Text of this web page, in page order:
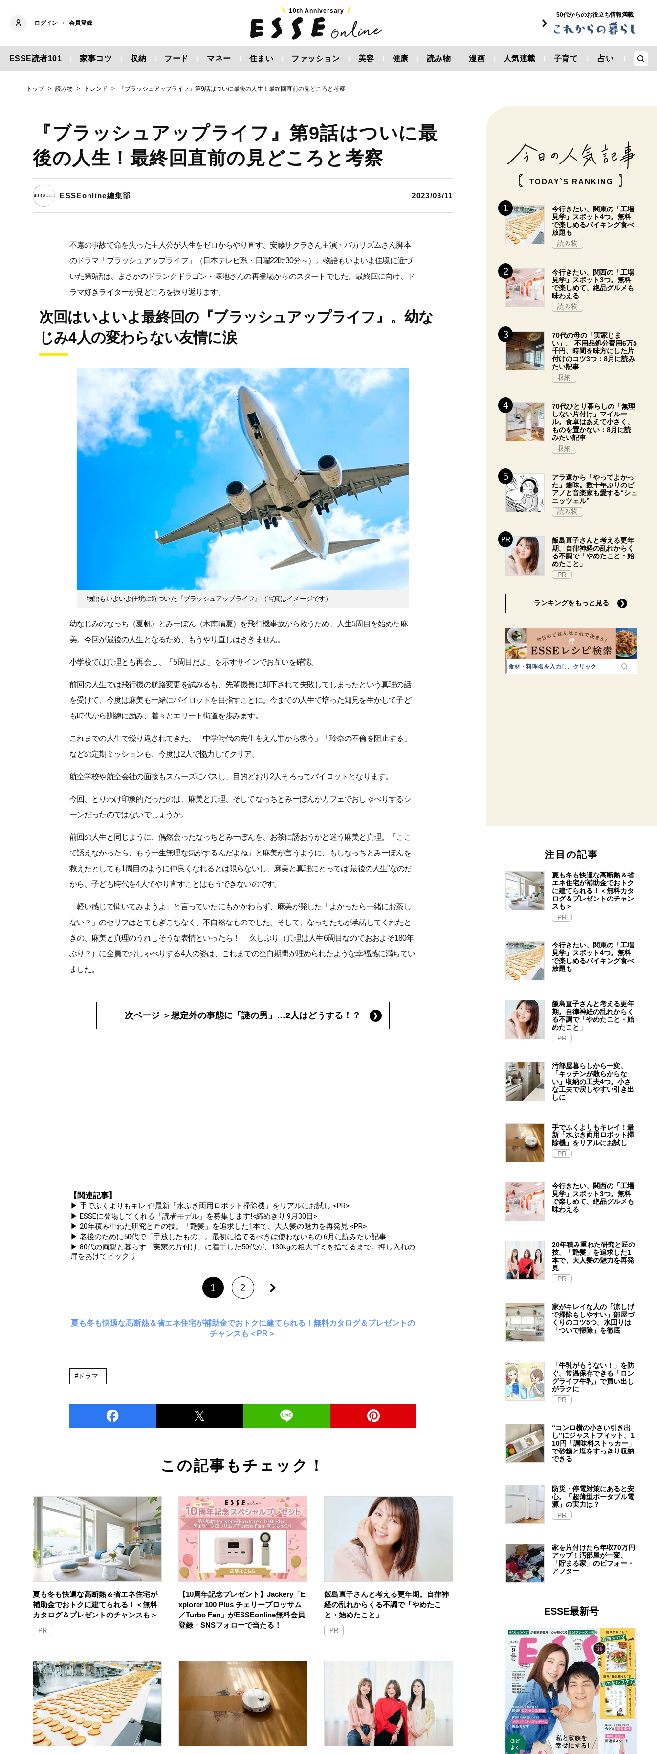
ログイン / 会員登録
10th Anniversary
50代からのお役立ち情報満載
ESSE読者101 家事コツ 収納 フード マネー 住まい ファッション 美容 健康 読み物 漫画 人気連載 子育て 占い
トップ 読み物 トレンド 『ブラッシュアップライフ』第9話はついに最後の人生！最終回直前の見どころと考察
『ブラッシュアップライフ』第9話はついに最
後の人生！最終回直前の見どころと考察
ESSEonline編集部 2023/03/11
不慮の事故で命を失った主人公が人生をゼロからやり直す、安藤サクラさん主演・バカリズムさん脚本
のドラマ「ブラッシュアップライフ」（日本テレビ系・日曜22時30分～）。物語もいよいよ佳境に近づ
いた第9話は、まさかのドランクドラゴン・塚地さんの再登場からのスタートでした。最終回に向け、ド
ラマ好きライターが見どころを振り返ります。
次回はいよいよ最終回の『ブラッシュアップライフ』。幼な
じみ4人の変わらない友情に涙
物語もいよいよ佳境に近づいた『ブラッシュアップライフ』（写真はイメージです）
幼なじみのなっち（夏帆）とみーぽん（木南晴夏）を飛行機事故から救うため、人生5周目を始めた麻
美。今回が最後の人生となるため、もうやり直しはききません。
小学校では真理とも再会し、「5周目だよ」を示すサインでお互いを確認。
前回の人生では飛行機の航路変更を試みるも、先輩機長に却下されて失敗してしまったという真理の話
を受けて、今度は麻美も一緒にパイロットを目指すことに。今までの人生で培った知見を生かして子ど
も時代から訓練に励み、着々とエリート街道を歩みます。
これまでの人生で繰り返されてきた、「中学時代の先生をえん罪から救う」「玲奈の不倫を阻止する」
などの定期ミッションも、今度は2人で協力してクリア。
航空学校や航空会社の面接もスムーズにパスし、目的どおり2人そろってパイロットとなります。
今回、とりわけ印象的だったのは、麻美と真理、そしてなっちとみーぽんがカフェでおしゃべりするシ
ーンだったのではないでしょうか。
前回の人生と同じように、偶然会ったなっちとみーぽんを、お茶に誘おうかと迷う麻美と真理。「ここ
で誘えなかったら、もう一生無理な気がするんだよね」と麻美が言うように、もしなっちとみーぽんを
救えたとしても1周目のように仲良くなれるとは限らないし、麻美と真理にとっては“最後の人生”なのだ
から、子ども時代を4人でやり直すことはもうできないのです。
「軽い感じで聞いてみようよ」と言っていたにもかかわらず、麻美が発した「よかったら一緒にお茶し
ない？」のセリフはとてもぎこちなく、不自然なものでした。そして、なっちたちが承諾してくれたと
きの、麻美と真理のうれしそうな表情といったら！ 久しぶり（真理は人生6周目なのでおおよそ180年
ぶり？）に全員でおしゃべりする4人の姿は、これまでの空白期間が埋められたような幸福感に満ちてい
ました。
次ページ ＞想定外の事態に「謎の男」…2人はどうする！？
【関連記事】
▶ 手でふくよりもキレイ!最新「水ぶき両用ロボット掃除機」をリアルにお試し <PR>
▶ ESSEに登場してくれる「読者モデル」を募集します!<締めきり:9月30日>
▶ 20年積み重ねた研究と匠の技。「艶髪」を追求した1本で、大人髪の魅力を再発見 <PR>
▶ 老後のために50代で「手放したもの」。最初に捨てるべきは使わないもの:6月に読みたい記事
▶ 80代の両親と暮らす「実家の片付け」に着手した50代が、130kgの粗大ゴミを捨てるまで。押し入れの
扉をあけてビックリ
1 2
夏も冬も快適な高断熱＆省エネ住宅が補助金でおトクに建てられる！無料カタログ＆プレゼントの
チャンスも＜PR＞
#ドラマ
この記事もチェック！
夏も冬も快適な高断熱＆省エネ住宅が
補助金でおトクに建てられる！＜無料
カタログ＆プレゼントのチャンスも＞
PR
【10周年記念プレゼント】Jackery「E
xplorer 100 Plus チェリーブロッサム
／Turbo Fan」がESSEonline無料会員
登録・SNSフォローで当たる！
飯島直子さんと考える更年期。自律神
経の乱れからくる不調で「やめたこ
と・始めたこと」
PR
TODAY`S RANKING
今行きたい、関東の「工場
見学」スポット4つ。無料
で楽しめるバイキング食べ
放題も
読み物
今行きたい、関西の「工場
見学」スポット3つ。無料
で楽しめて、絶品グルメも
味わえる
読み物
70代の母の「実家じま
い」。 不用品処分費用6万5
千円、時間を味方にした片
付けのコツ3つ：8月に読み
たい記事
収納
70代ひとり暮らしの「無理
しない片付け」マイルー
ル。食卓はあえて小さく、
ものを置かない：8月に読
みたい記事
収納
アラ還から「やってよかっ
た」趣味。数十年ぶりのピ
アノと音楽家も愛する“シュ
ニッツェル”
読み物
飯島直子さんと考える更年
期。自律神経の乱れからく
る不調で「やめたこと・始
めたこと」
PR
ランキングをもっと見る
注目の記事
夏も冬も快適な高断熱＆省
エネ住宅が補助金でおトク
に建てられる！＜無料カタ
ログ＆プレゼントのチャン
スも＞
PR
今行きたい、関東の「工場
見学」スポット4つ。無料
で楽しめるバイキング食べ
放題も
飯島直子さんと考える更年
期。自律神経の乱れからく
る不調で「やめたこと・始
めたこと」
PR
汚部屋暮らしから一変、
「キッチンが散らからな
い」収納の工夫4つ。小さ
な工夫で戻しやすい引き出
しに
手でふくよりもキレイ！最
新「水ぶき両用ロボット掃
除機」をリアルにお試し
PR
今行きたい、関西の「工場
見学」スポット3つ。無料
で楽しめて、絶品グルメも
味わえる
20年積み重ねた研究と匠の
技。「艶髪」を追求した1
本で、大人髪の魅力を再発
見
PR
家がキレイな人の「涼しげ
で掃除もしやすい」部屋づ
くりのコツ5つ。水回りは
「ついで掃除」を徹底
「牛乳がもうない！」を防
ぐ。常温保存できる「ロン
グライフ牛乳」で買い出し
がラクに
PR
“コンロ横の小さい引き出
し”にジャストフィット。1
10円「調味料ストッカー」
で砂糖と塩をすっきり収納
できる
防災・停電対策にあると安
心。「超薄型ポータブル電
源」の実力は？​
PR
家を片付けたら年収70万円
アップ！汚部屋が一変、
「貯まる家」のビフォー・
アフター
ESSE最新号